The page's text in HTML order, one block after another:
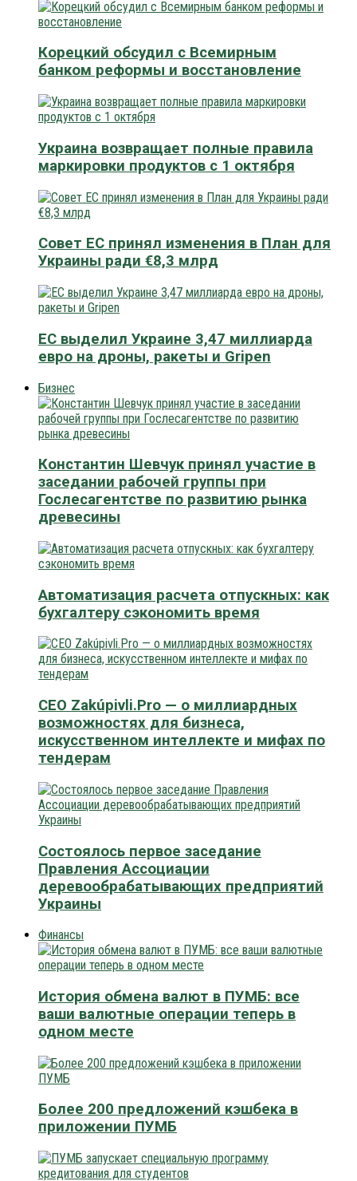
Корецкий обсудил с Всемирным
банком реформы и восстановление
Украина возвращает полные правила
маркировки продуктов с 1 октября
Совет ЕС принял изменения в План для
Украины ради €8,3 млрд
ЕС выделил Украине 3,47 миллиарда
евро на дроны, ракеты и Gripen
Бизнес
Константин Шевчук принял участие в
заседании рабочей группы при
Гослесагентстве по развитию рынка
древесины
Автоматизация расчета отпускных: как
бухгалтеру сэкономить время
CEO Zakúpivli.Pro — о миллиардных
возможностях для бизнеса,
искусственном интеллекте и мифах по
тендерам
Состоялось первое заседание
Правления Ассоциации
деревообрабатывающих предприятий
Украины
Финансы
История обмена валют в ПУМБ: все
ваши валютные операции теперь в
одном месте
Более 200 предложений кэшбека в
приложении ПУМБ